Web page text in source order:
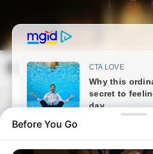
content
Magyarország
Before You Go